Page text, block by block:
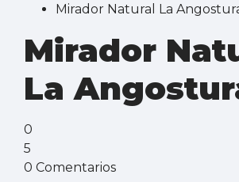
Mirador Natural La
Mirador
La
0
5
0 Comentarios